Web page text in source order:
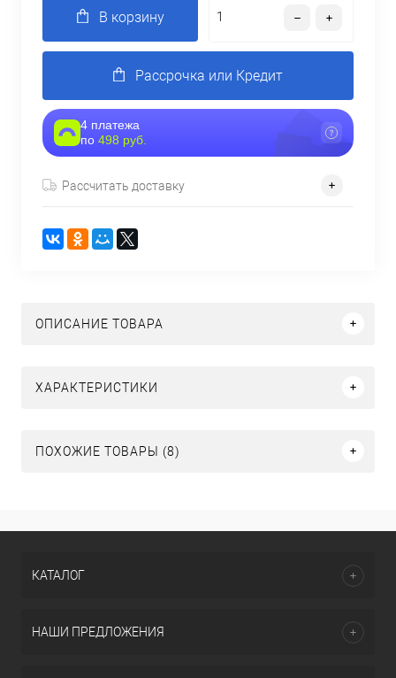
В корзину
Рассрочка или Кредит
4 платежа
по 498 руб.
Рассчитать доставку
ОПИСАНИЕ ТОВАРА
ХАРАКТЕРИСТИКИ
ПОХОЖИЕ ТОВАРЫ (8)
КАТАЛОГ
НАШИ ПРЕДЛОЖЕНИЯ